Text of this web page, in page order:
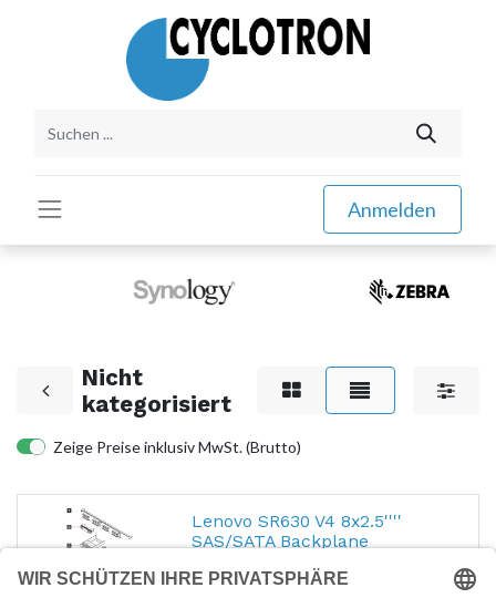
Anmelden
Nicht
kategorisiert
Zeige Preise inklusiv MwSt. (Brutto)
Lenovo SR630 V4 8x2.5''''
SAS/SATA Backplane
Hersteller-Nr.:4XH7A96833